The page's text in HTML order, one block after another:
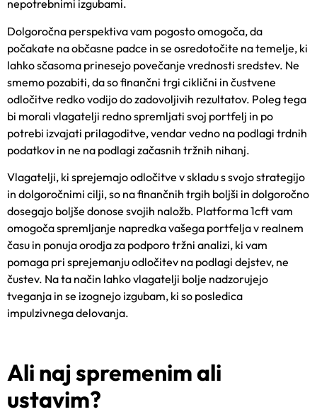
nepotrebnimi izgubami.
Dolgoročna perspektiva vam pogosto omogoča, da
počakate na občasne padce in se osredotočite na temelje, ki
lahko sčasoma prinesejo povečanje vrednosti sredstev. Ne
smemo pozabiti, da so finančni trgi ciklični in čustvene
odločitve redko vodijo do zadovoljivih rezultatov. Poleg tega
bi morali vlagatelji redno spremljati svoj portfelj in po
potrebi izvajati prilagoditve, vendar vedno na podlagi trdnih
podatkov in ne na podlagi začasnih tržnih nihanj.
Vlagatelji, ki sprejemajo odločitve v skladu s svojo strategijo
in dolgoročnimi cilji, so na finančnih trgih boljši in dolgoročno
dosegajo boljše donose svojih naložb. Platforma 1cftvam
omogoča spremljanje napredka vašega portfelja v realnem
času in ponuja orodja za podporo tržni analizi, ki vam
pomaga pri sprejemanju odločitev na podlagi dejstev, ne
čustev. Na ta način lahko vlagatelji bolje nadzorujejo
tveganja in se izognejo izgubam, ki so posledica
impulzivnega delovanja.
Ali naj spremenim ali
ustavim?